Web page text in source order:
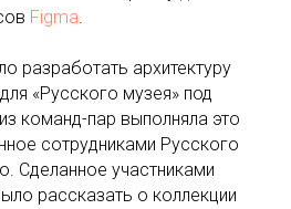
Figma.
разработать архитектуру
«Русского музея» под
команд-пар выполняла это
сотрудниками Русского
Сделанное участниками
рассказать о коллекции